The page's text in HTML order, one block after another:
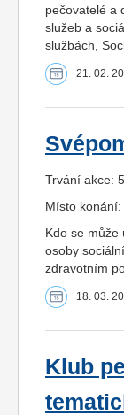
pečovatelé a
služeb a
službách,
21. 02.
Trvání akce:
Místo konání:
Kdo se může
osoby
zdravotním
18. 03.
Klub